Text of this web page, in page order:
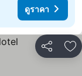
ดูราคา
แชร์ เ